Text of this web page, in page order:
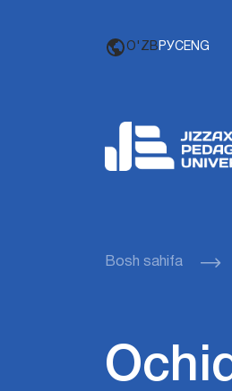
O'ZB РУСENG
Bosh sahifa